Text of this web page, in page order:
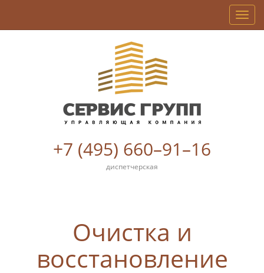
+7 (495) 660–91–16
диспетчерская
Очистка и
восстановление